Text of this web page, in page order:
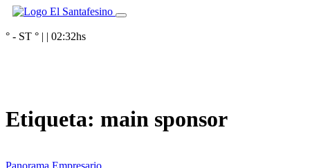
° - ST ° | | 02:32hs
Etiqueta: main sponsor
Panorama Empresario